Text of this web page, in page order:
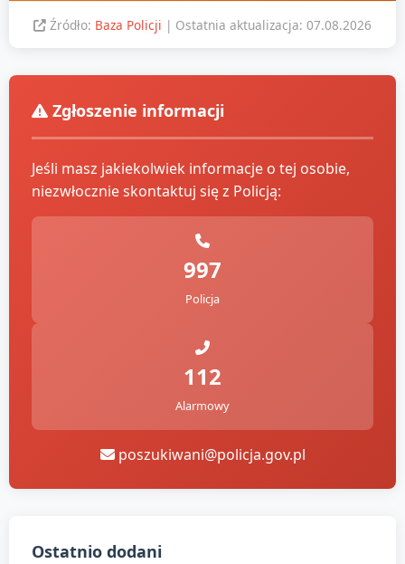
Źródło: Baza Policji | Ostatnia aktualizacja: 07.08.2026
Zgłoszenie informacji
Jeśli masz jakiekolwiek informacje o tej osobie,
niezwłocznie skontaktuj się z Policją:
997
Policja
112
Alarmowy
poszukiwani@policja.gov.pl
Ostatnio dodani